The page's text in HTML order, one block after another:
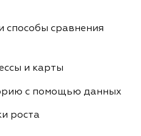
способы сравнения
и карты
с помощью данных
роста